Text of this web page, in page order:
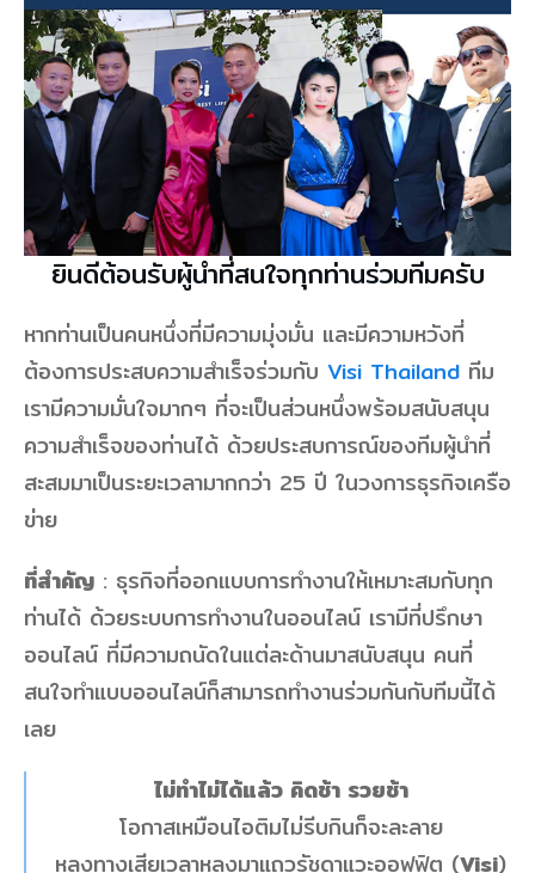
ยินดีต้อนรับผู้นำที่สนใจทุกท่านร่วมทีมครับ
หากท่านเป็นคนหนึ่งที่มีความมุ่งมั่น และมีความหวังที่
ต้องการประสบความสำเร็จร่วมกับ Visi Thailand ทีม
เรามีความมั่นใจมากๆ ที่จะเป็นส่วนหนึ่งพร้อมสนับสนุน
ความสำเร็จของท่านได้ ด้วยประสบการณ์ของทีมผู้นำที่
สะสมมาเป็นระยะเวลามากกว่า 25 ปี ในวงการธุรกิจเครือ
ข่าย
ที่สำคัญ : ธุรกิจที่ออกแบบการทำงานให้เหมาะสมกับทุก
ท่านได้ ด้วยระบบการทำงานในออนไลน์ เรามีที่ปรึกษา
ออนไลน์ ที่มีความถนัดในแต่ละด้านมาสนับสนุน คนที่
สนใจทำแบบออนไลน์ก็สามารถทำงานร่วมกันกับทีมนี้ได้
เลย
ไม่ทำไม่ได้แล้ว คิดช้า รวยช้า
โอกาสเหมือนไอติมไม่รีบกินก็จะละลาย
หลงทางเสียเวลาหลงมาแถวรัชดาแวะออฟฟิต (Visi)